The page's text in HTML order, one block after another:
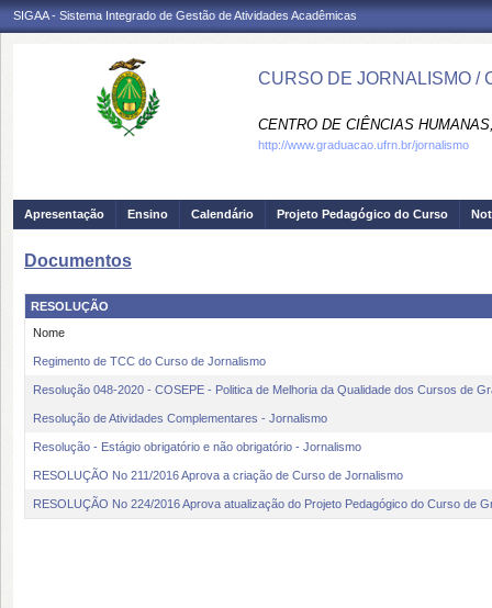
SIGAA - Sistema Integrado de Gestão de Atividades Acadêmicas
CURSO DE JORNALISMO /
CENTRO DE CIÊNCIAS
http://www.graduacao.ufrn.br/jornalismo
Apresentação Ensino Calendário Projeto Pedagógico do Curso
Documentos
RESOLUÇÃO
Nome
Regimento de TCC do Curso de Jornalismo
Resolução 048-2020 - COSEPE - Politica de Melhoria da Qualidade dos Cursos de
Resolução de Atividades Complementares - Jornalismo
Resolução - Estágio obrigatório e não obrigatório - Jornalismo
RESOLUÇÃO No 211/2016 Aprova a criação de Curso de Jornalismo
RESOLUÇÃO No 224/2016 Aprova atualização do Projeto Pedagógico do Curso de